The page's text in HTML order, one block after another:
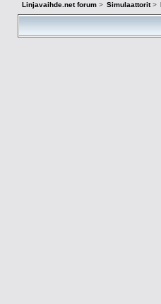
Linjavaihde.net forum> Simulaattorit>